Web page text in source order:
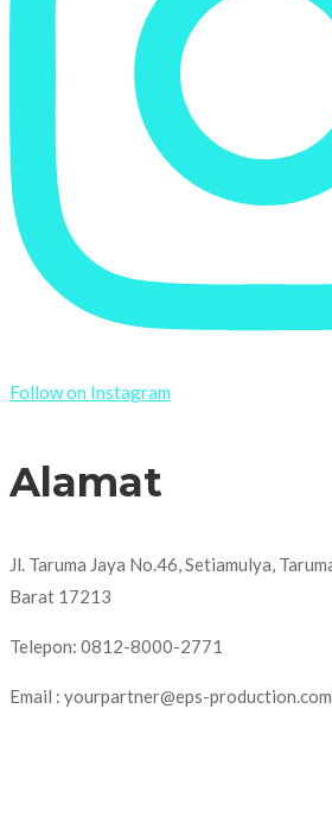
Follow on Instagram
Alamat
Jl. Taruma Jaya No.46, Setiamulya,
Barat 17213
Telepon: 0812-8000-2771
Email : yourpartner@eps-production.com